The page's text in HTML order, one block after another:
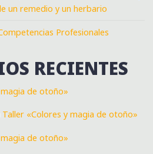
un remedio y un herbario
Profesionales
RECIENTES
de otoño»
Taller «Colores y magia de otoño»
de otoño»